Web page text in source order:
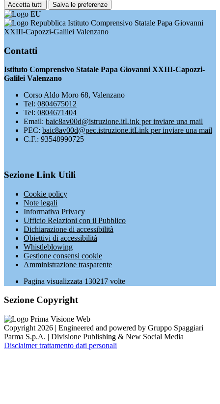
Accetta tutti Salva le preferenze
Istituto Comprensivo Statale Papa Giovanni
XXIII-Capozzi-Galilei Valenzano
Contatti
Istituto Comprensivo Statale Papa Giovanni XXIII-Capozzi-
Galilei Valenzano
Corso Aldo Moro 68, Valenzano
Tel: 0804675012
Tel: 0804671404
Email: baic8av00d@istruzione.itLink per inviare una mail
PEC: baic8av00d@pec.istruzione.itLink per inviare una mail
C.F.: 93548990725
Sezione Link Utili
Cookie policy
Note legali
Informativa Privacy
Ufficio Relazioni con il Pubblico
Dichiarazione di accessibilità
Obiettivi di accessibilità
Whistleblowing
Gestione consensi cookie
Amministrazione trasparente
Pagina visualizzata 130217 volte
Sezione Copyright
Copyright 2026 | Engineered and powered by Gruppo Spaggiari
Parma S.p.A. | Divisione Publishing & New Social Media
Disclaimer trattamento dati personali